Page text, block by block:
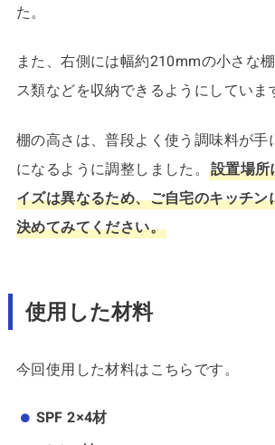
た。
また、右側には幅約210mmの小さな
ス類などを収納できるようにしていま
棚の高さは、普段よく使う調味料が手
になるように調整しました。設置場所
イズは異なるため、ご自宅のキッチン
決めてみてください。
使用した材料
今回使用した材料はこちらです。
SPF 2×4材